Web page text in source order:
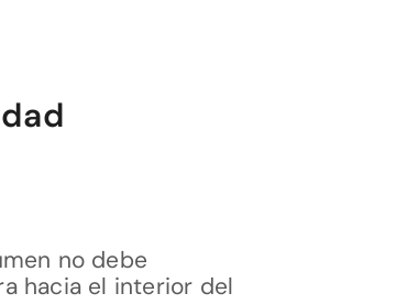
no debe
hacia el interior del